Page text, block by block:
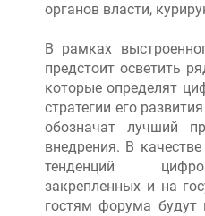
органов власти,
В рамках
предстоит осветить
которые определят
стратегии его
обозначат лучший
внедрения. В
тенденций
закрепленных и на
гостям форума будут